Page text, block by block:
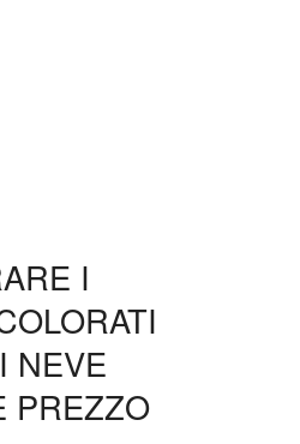
I
NEVE
PREZZO